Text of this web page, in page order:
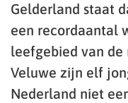
Gelderland staat
een recordaantal
leefgebied van de
Veluwe zijn elf
Nederland niet